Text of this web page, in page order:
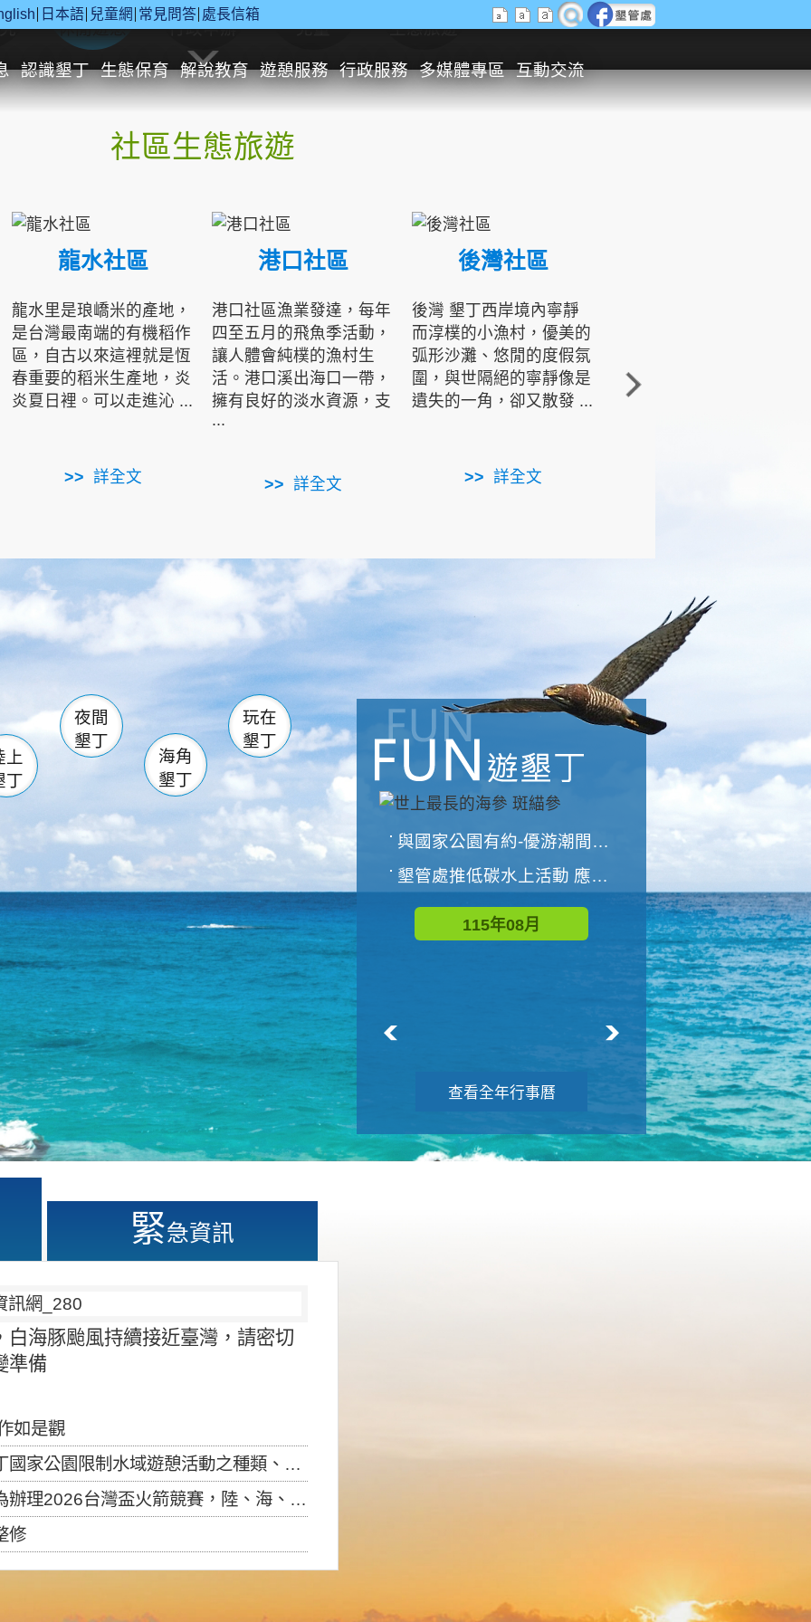
日本語 兒童網 常見問答 處長信箱
認識墾丁 生態保育 解說教育 遊憩服務 行政服務 多媒體專區 互動交流
休閒遊憩 行政申辦 兒童 生態旅遊
社區生態旅遊
龍水社區
龍水里是琅嶠米的產地，
是台灣最南端的有機稻作
區，自古以來這裡就是恆
春重要的稻米生產地，炎
炎夏日裡。可以走進沁 ...
詳全文
港口社區
港口社區漁業發達，每年
四至五月的飛魚季活動，
讓人體會純樸的漁村生
活。港口溪出海口一帶，
擁有良好的淡水資源，支
...
詳全文
後灣社區
後灣 墾丁西岸境內寧靜
而淳樸的小漁村，優美的
弧形沙灘、悠閒的度假氛
圍，與世隔絕的寧靜像是
遺失的一角，卻又散發 ...
詳全文
角的端點，冬季海浪拍打
著礁岸，旺盛的侵蝕作
南仁湖
滿州 佳樂水
森林遊樂區
墾管處遊客中心
社頂公園 風吹沙
船帆石 龍磐公園
香蕉灣 龍坑
鵝鑾鼻
上
丁
夜間
墾丁
海角
墾丁
玩在
墾丁
與國家公園有約-優游潮間探險者
墾管處推低碳水上活動 應屆畢業生限額免費參加
115年08月
世界地球清潔日 墾管處辦理「2026年墾丁國家公園沙灘淨灘活動
115年09月
查看全年行事曆
緊急資訊
海豚颱風持續接近臺灣，請密切
準備
如是觀
制水域遊憩活動之種類、範圍、時間及行為」，自即日生效。
盃火箭競賽，陸、海、空域警戒及協調相關事宜，因颱風備案事宜
修